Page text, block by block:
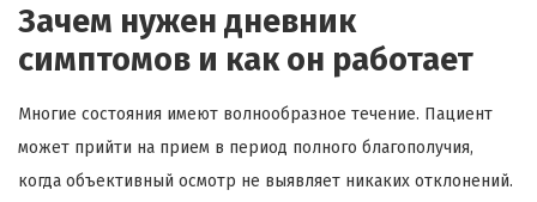
Зачем нужен дневник
симптомов и как он работает
Многие состояния имеют волнообразное течение. Пациент
может прийти на прием в период полного благополучия,
когда объективный осмотр не выявляет никаких отклонений.